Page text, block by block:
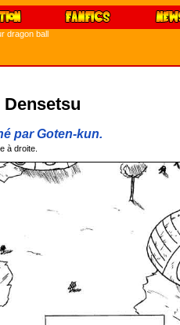
dragon ball
par Goten-kun.
à droite.